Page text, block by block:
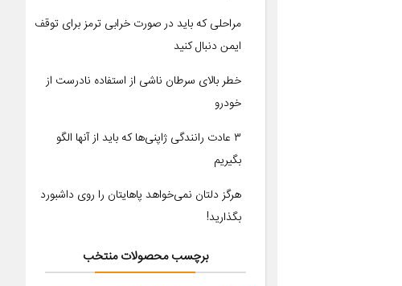
مراحلی که باید در صورت خرابی ترمز برای توقف
ایمن دنبال کنید
خطر بالای سرطان ناشی از استفاده نادرست از
خودرو
۳ عادت رانندگی ژاپنی‌ها که باید از آنها الگو
بگیریم
هرگز دلتان نمی‌خواهد پاهایتان را روی داشبورد
بگذارید!
برچسب محصولات منتخب